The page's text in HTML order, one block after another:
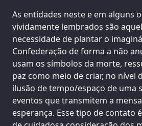
As entidades neste e em alguns
vividamente lembrados são
necessidade de plantar o
Confederação de forma a não
usam os símbolos da morte,
paz como meio de criar, no nível
ilusão de tempo/espaço de uma
eventos que transmitem a
esperança. Esse tipo de contato